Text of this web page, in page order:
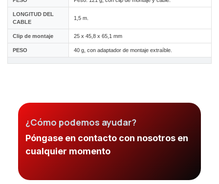
LONGITUD DEL
CABLE
1,5 m.
Clip de montaje 25 x 45,8 x 65,1 mm
PESO 40 g, con adaptador de montaje extraíble.
¿Cómo podemos ayudar?
Póngase en contacto con nosotros en
cualquier momento